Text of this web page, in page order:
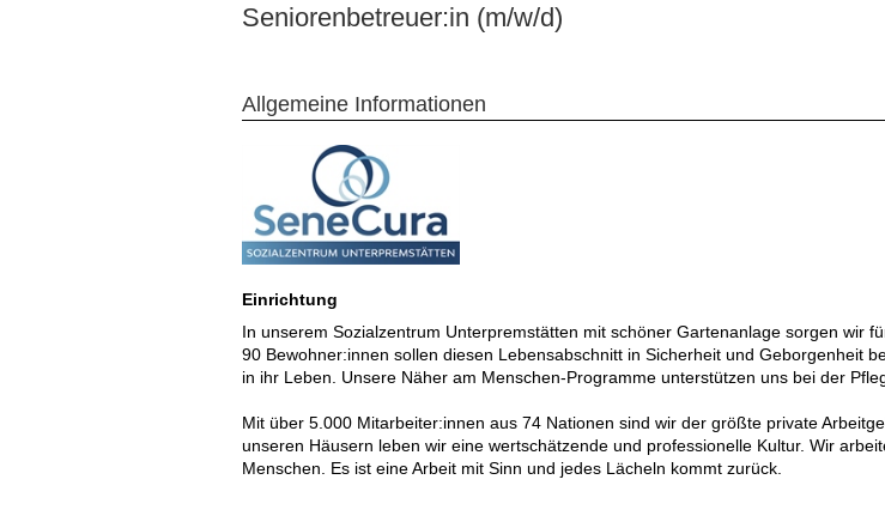
Seniorenbetreuer:in (m/w/d)
Allgemeine Informationen
Einrichtung
In unserem Sozialzentrum Unterpremstätten mit schöner Gartenanlage sorgen wir
90 Bewohner:innen sollen diesen Lebensabschnitt in Sicherheit und Geborgenheit
in ihr Leben. Unsere Näher am Menschen-Programme unterstützen uns bei der
Mit über 5.000 Mitarbeiter:innen aus 74 Nationen sind wir der größte private
unseren Häusern leben wir eine wertschätzende und professionelle Kultur. Wir
Menschen. Es ist eine Arbeit mit Sinn und jedes Lächeln kommt zurück.